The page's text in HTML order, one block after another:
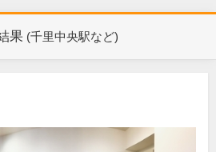
果 (千里中央駅など)